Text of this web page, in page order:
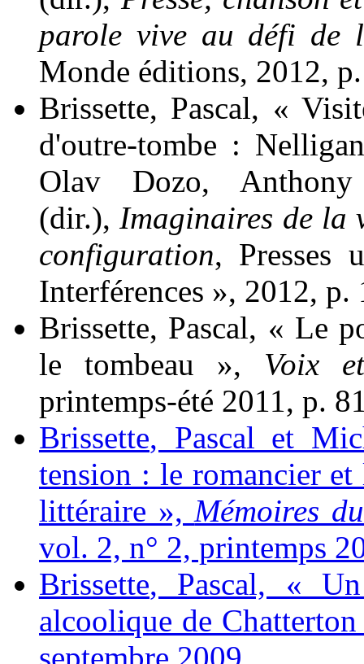
parole vive au défi de
Monde éditions, 2012,
Brissette, Pascal, «
d'outre-tombe :
Olav Dozo,
(dir.), Imaginaires de
configuration, Presses
Interférences », 2012, p.
Brissette, Pascal, « Le
le tombeau », Voix
printemps-été 2011, p.
Brissette, Pascal et
tension : le romancier
littéraire »,Mémoires
vol. 2, n° 2, printemps
Brissette, Pascal, «
alcoolique de
septembre 2009.